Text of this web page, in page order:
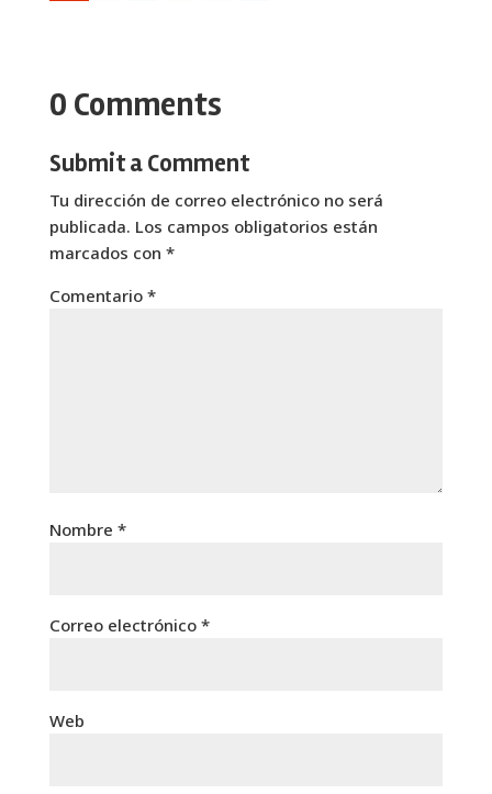
0 Comments
Submit a Comment
Tu dirección de correo electrónico no será
publicada. Los campos obligatorios están
marcados con *
Comentario *
Nombre *
Correo electrónico *
Web